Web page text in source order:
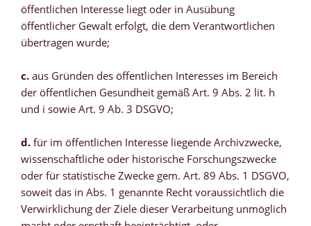
öffentlichen Interesse liegt oder in Ausübung
öffentlicher Gewalt erfolgt, die dem Verantwortlichen
übertragen wurde;
c. aus Gründen des öffentlichen Interesses im Bereich
der öffentlichen Gesundheit gemäß Art. 9 Abs. 2 lit. h
und i sowie Art. 9 Ab. 3 DSGVO;
d. für im öffentlichen Interesse liegende Archivzwecke,
wissenschaftliche oder historische Forschungszwecke
oder für statistische Zwecke gem. Art. 89 Abs. 1 DSGVO,
soweit das in Abs. 1 genannte Recht voraussichtlich die
Verwirklichung der Ziele dieser Verarbeitung unmöglich